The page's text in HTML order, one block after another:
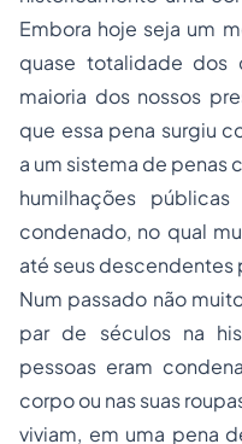
Embora hoje seja um
quase totalidade dos
maioria dos nossos
que essa pena surgiu
a um sistema de penas
humilhações
condenado, no qual
até seus descendentes
Num passado não
par de séculos na
pessoas eram
corpo ou nas suas
viviam, em uma pena